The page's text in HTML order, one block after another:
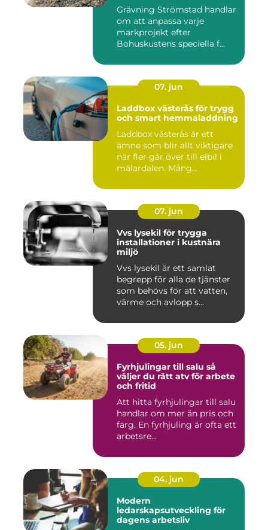
Grävning Strömstad handlar
om att anpassa varje
markprojekt efter
Bohuskustens speciella f...
07. jun
Laddbox västerås för trygg
och smart hemmaladdning
Laddbox västerås är ett
ämne som blir allt viktigare
när fler går över till elbil i
mälardalen. Mång...
07. jun
Vvs lysekil för trygga
installationer i kustnära
miljö
Vvs lysekil är ett samlat
begrepp för alla de tjänster
som behövs för att vatten,
värme och avlopp s...
05. jun
Fyrhjulingar till salu så
väljer du rätt atv för arbete
och fritid
Att hitta fyrhjulingar till salu
handlar om mer än pris och
färg. En fyrhjuling är ofta ett
arbetsre...
04. jun
Modern
ledarskapsutveckling för
dagens arbetsliv